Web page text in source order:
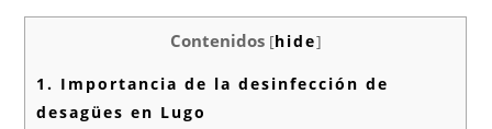
Contenidos [hide]
1. Importancia de la desinfección de
desagües en Lugo